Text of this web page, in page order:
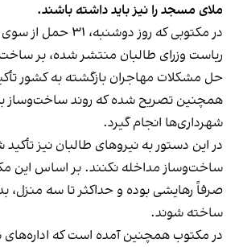
ملای مسجد را نیز باید داشته باشند.
در مکتوبی که روز
ریاست وزرای طالبان منتشر شده، بر ساخت
حل مشکلات مهاجران بازگشته به کشور
همچنین تصریح شده که روند ساخت‌وساز
شهرداری‌ها انجام گیرد.
در این دستور به نیروهای طالبان نیز
ساخت‌وساز مداخله نکنند. بر اساس این
صرفاً رهایشی بوده و حداکثر تا سه منزل،
ساخته شوند.
در مکتوب همچنین آمده است که اداره‌های